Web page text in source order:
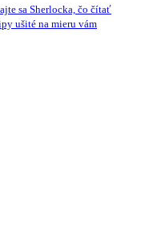
sa Sherlocka, čo čítať
ušité na mieru vám